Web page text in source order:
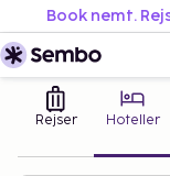
Book nemt.
Rejser Hoteller